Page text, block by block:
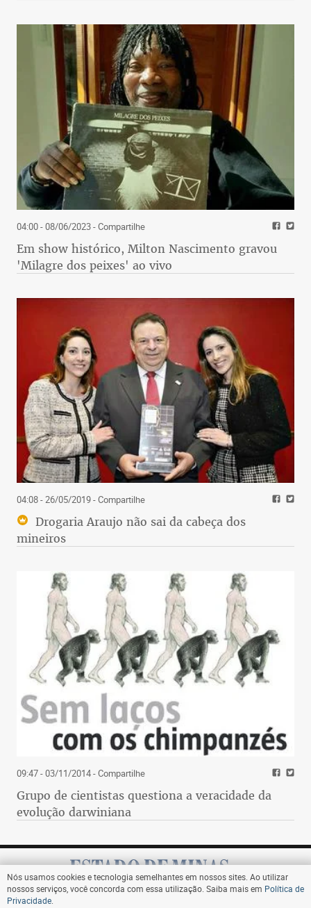
04:00 - 08/06/2023- Compartilhe
Em show histórico, Milton Nascimento gravou
'Milagre dos peixes' ao vivo
04:08 - 26/05/2019- Compartilhe
Drogaria Araujo não sai da cabeça dos
mineiros
09:47 - 03/11/2014- Compartilhe
Grupo de cientistas questiona a veracidade da
evolução darwiniana
Nós usamos cookies e tecnologia semelhantes em nossos sites. Ao utilizar
nossos serviços, você concorda com essa utilização. Saiba mais em Política de
Privacidade